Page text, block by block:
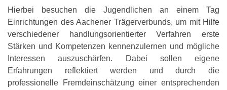
Hierbei besuchen die Jugendlichen an einem Tag
Einrichtungen des Aachener Trägerverbunds, um mit Hilfe
verschiedener handlungsorientierter Verfahren erste
Stärken und Kompetenzen kennenzulernen und mögliche
Interessen auszuschärfen. Dabei sollen eigene
Erfahrungen reflektiert werden und durch die
professionelle Fremdeinschätzung einer entsprechenden